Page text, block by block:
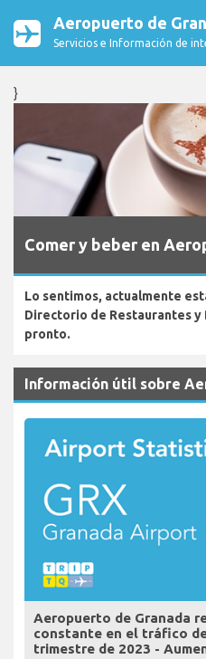
Aeropuerto de
Servicios e Información de
}
Comer y beber en
Lo sentimos, actualmente
Directorio de Restaurantes
pronto.
Información útil sobre
Aeropuerto de Granada
constante en el tráfico
trimestre de 2023 -